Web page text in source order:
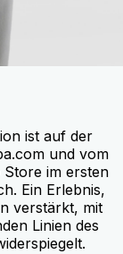
ist auf der
und vom
im ersten
Ein Erlebnis,
verstärkt, mit
Linien des